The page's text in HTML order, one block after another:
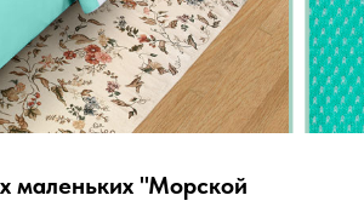
маленьких "Морской